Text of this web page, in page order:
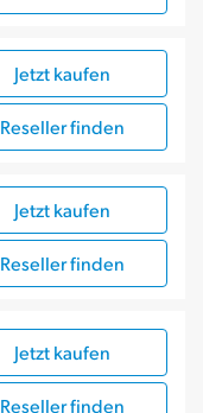
Jetzt kaufen
Reseller finden
Jetzt kaufen
Reseller finden
Jetzt kaufen
Reseller finden